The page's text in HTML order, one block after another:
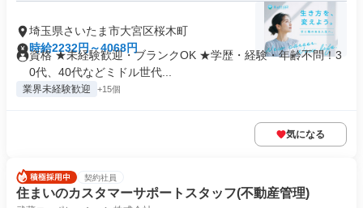
埼玉県さいたま市大宮区桜木町
時給2232円～4068円
資格 ★未経験歓迎・ブランクOK ★学歴・経験・年齢不問！3
0代、40代などミドル世代...
業界未経験歓迎 +15個
気になる
契約社員
住まいのカスタマーサポートスタッフ(不動産管理)